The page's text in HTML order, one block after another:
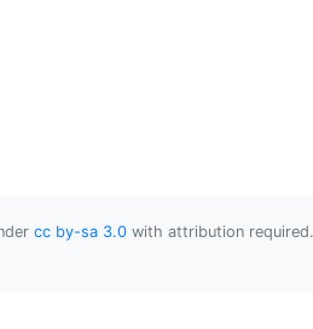
cc by-sa 3.0 with attribution required.